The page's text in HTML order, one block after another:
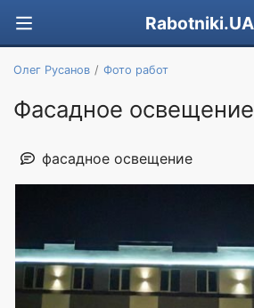
Rabotniki.UA
Олег Русанов Фото работ
Фасадное освещение
фасадное освещение